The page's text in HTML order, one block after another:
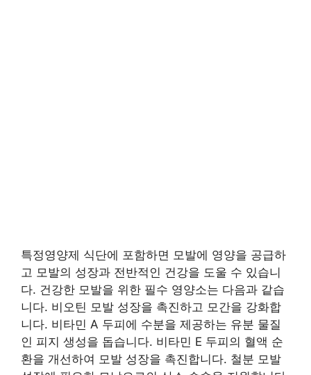
특정영양제 식단에 포함하면 모발에 영양을 공급하
고 모발의 성장과 전반적인 건강을 도울 수 있습니
다. 건강한 모발을 위한 필수 영양소는 다음과 같습
니다. 비오틴 모발 성장을 촉진하고 모간을 강화합
니다. 비타민 A 두피에 수분을 제공하는 유분 물질
인 피지 생성을 돕습니다. 비타민 E 두피의 혈액 순
환을 개선하여 모발 성장을 촉진합니다. 철분 모발